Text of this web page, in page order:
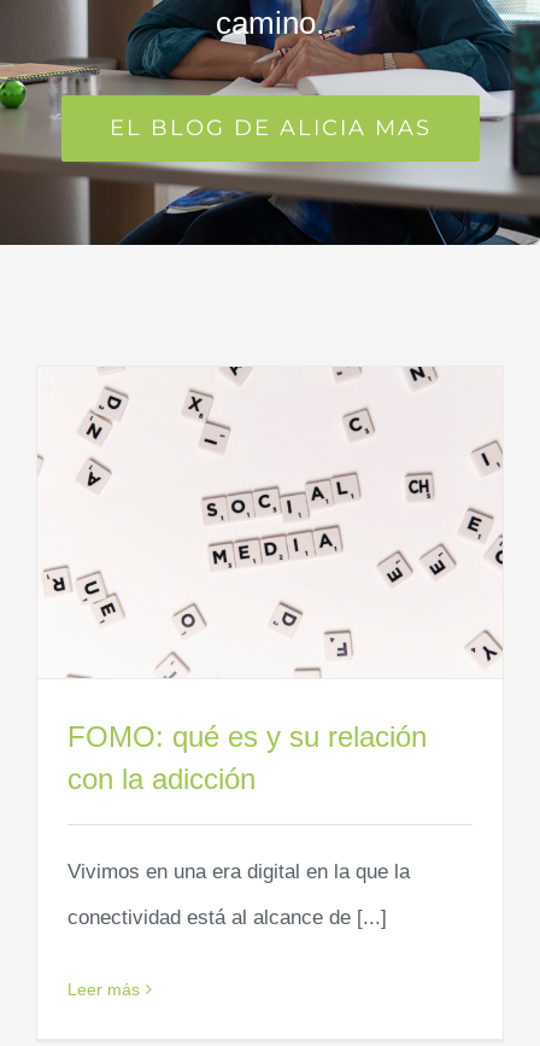
camino.
EL BLOG DE ALICIA MAS
FOMO: qué es y su relación
con la adicción
Vivimos en una era digital en la que la
conectividad está al alcance de [...]
Leer más